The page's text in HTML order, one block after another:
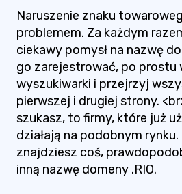
Naruszenie znaku
problemem. Za każdym
ciekawy pomysł na nazwę
go zarejestrować, po prostu
wyszukiwarki i przejrzyj
pierwszej i drugiej strony.
szukasz, to firmy, które już
działają na podobnym rynku.
znajdziesz coś,
inną nazwę domeny .RIO.